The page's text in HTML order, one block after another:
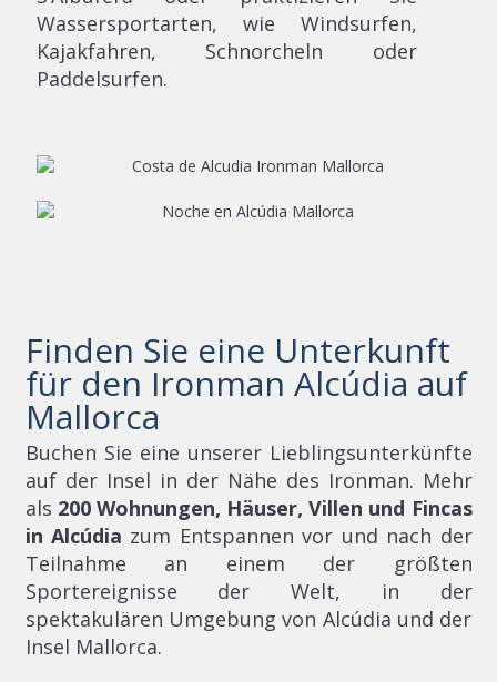
Wassersportarten, wie Windsurfen,
Kajakfahren, Schnorcheln oder
Paddelsurfen.
Finden Sie eine Unterkunft
für den Ironman Alcúdia auf
Mallorca
Buchen Sie eine unserer Lieblingsunterkünfte
auf der Insel in der Nähe des Ironman. Mehr
als 200 Wohnungen, Häuser, Villen und Fincas
in Alcúdia zum Entspannen vor und nach der
Teilnahme an einem der größten
Sportereignisse der Welt, in der
spektakulären Umgebung von Alcúdia und der
Insel Mallorca.